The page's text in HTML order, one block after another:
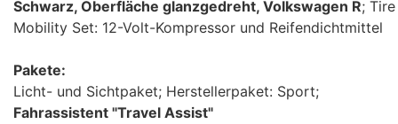
Schwarz, Oberfläche glanzgedreht, Volkswagen R; Tire
Mobility Set: 12-Volt-Kompressor und Reifendichtmittel
Pakete:
Licht- und Sichtpaket; Herstellerpaket: Sport;
Fahrassistent "Travel Assist"